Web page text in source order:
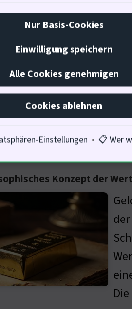
verlässliche Wert ( … )
Konzept der
Nur Basis-Cookies
Einwilligung speichern
Alle Cookies genehmigen
Cookies ablehnen
Einstellungen • 📋 Wer